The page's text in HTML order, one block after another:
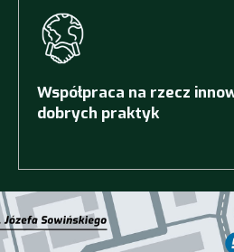
Współpraca na rzecz
dobrych praktyk